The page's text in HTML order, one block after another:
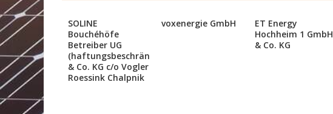
SOLINE
Bouchéhöfe
Betreiber UG
(haftungsbeschränkt)
& Co. KG c/o Vogler
Roessink Chalpnik
voxenergie GmbH
ET Energy
Hochheim 1 GmbH
& Co. KG